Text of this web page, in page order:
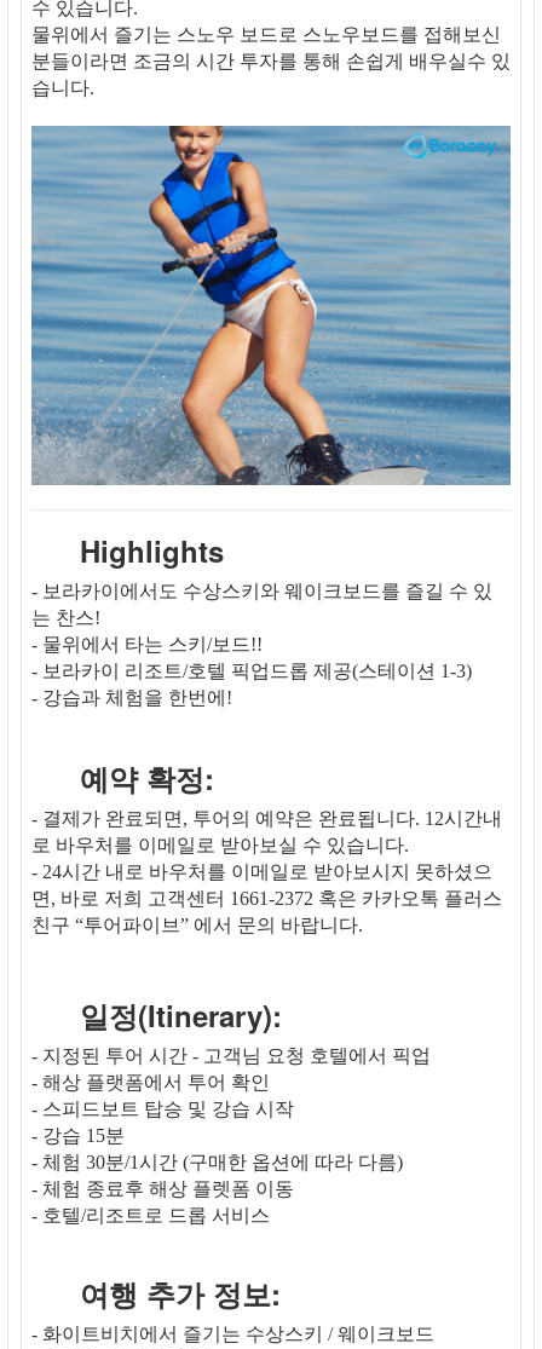
수 있습니다.
물위에서 즐기는 스노우 보드로 스노우보드를 접해보신
분들이라면 조금의 시간 투자를 통해 손쉽게 배우실수 있
습니다.
Highlights
- 보라카이에서도 수상스키와 웨이크보드를 즐길 수 있
는 찬스!
- 물위에서 타는 스키/보드!!
- 보라카이 리조트/호텔 픽업드롭 제공(스테이션 1-3)
- 강습과 체험을 한번에!
예약 확정:
- 결제가 완료되면, 투어의 예약은 완료됩니다. 12시간내
로 바우처를 이메일로 받아보실 수 있습니다.
- 24시간 내로 바우처를 이메일로 받아보시지 못하셨으
면, 바로 저희 고객센터 1661-2372 혹은 카카오톡 플러스
친구 “투어파이브” 에서 문의 바랍니다.
일정(Itinerary):
- 지정된 투어 시간 - 고객님 요청 호텔에서 픽업
- 해상 플랫폼에서 투어 확인
- 스피드보트 탑승 및 강습 시작
- 강습 15분
- 체험 30분/1시간 (구매한 옵션에 따라 다름)
- 체험 종료후 해상 플렛폼 이동
- 호텔/리조트로 드롭 서비스
여행 추가 정보:
- 화이트비치에서 즐기는 수상스키 / 웨이크보드